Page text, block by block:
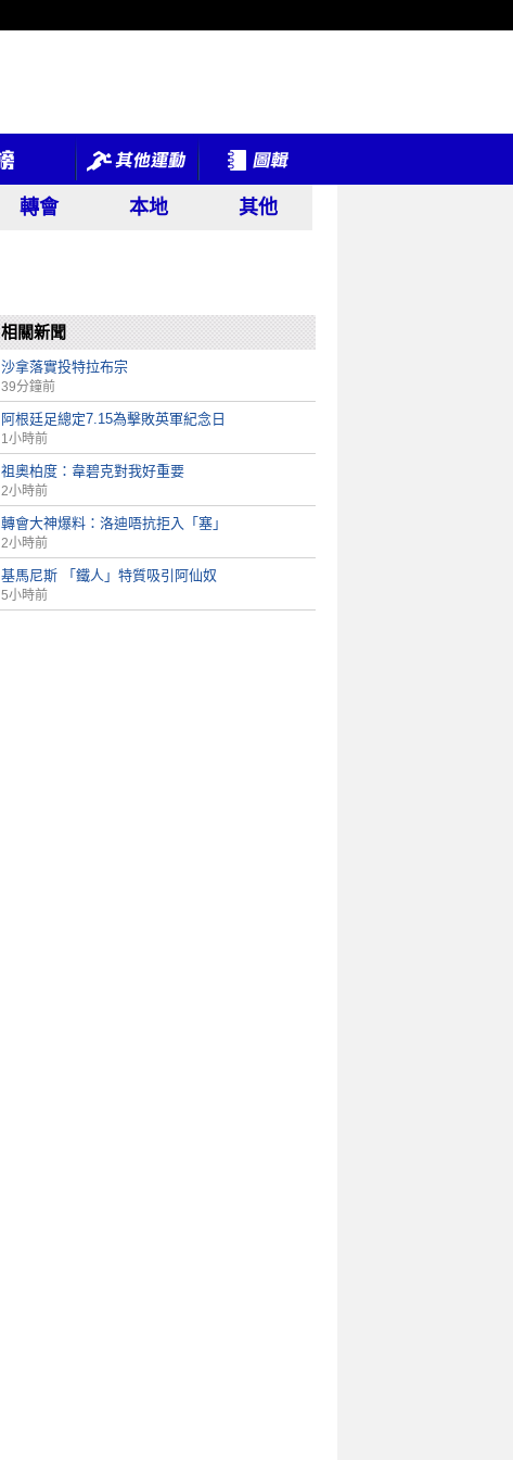
轉會 本地 其他
相關新聞
沙拿落實投特拉布宗
39分鐘前
阿根廷足總定7.15為擊敗英軍紀念日
1小時前
祖奧柏度：韋碧克對我好重要
2小時前
轉會大神爆料：洛迪唔抗拒入「塞」
2小時前
基馬尼斯 「鐵人」特質吸引阿仙奴
5小時前